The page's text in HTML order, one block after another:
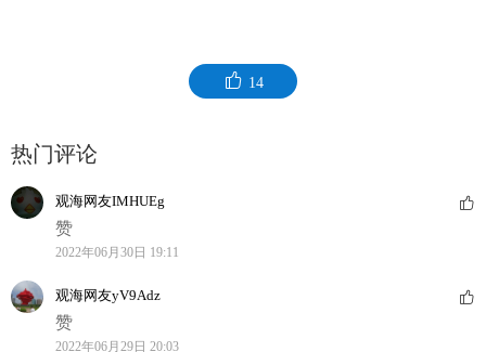
14
热门评论
观海网友IMHUEg
赞
2022年06月30日 19:11
观海网友yV9Adz
赞
2022年06月29日 20:03